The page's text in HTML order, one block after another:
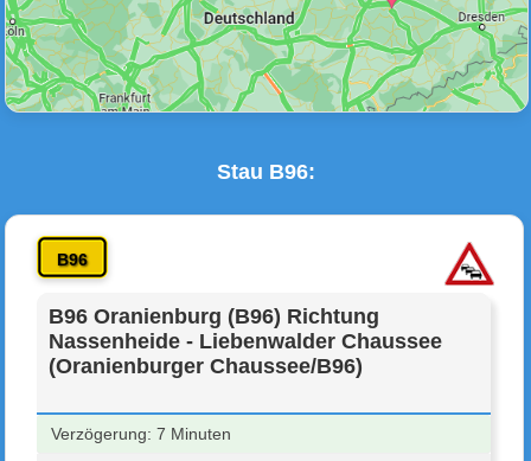
Stau B96:
B96
B96 Oranienburg (B96) Richtung
Nassenheide - Liebenwalder Chaussee
(Oranienburger Chaussee/B96)
Verzögerung: 7 Minuten